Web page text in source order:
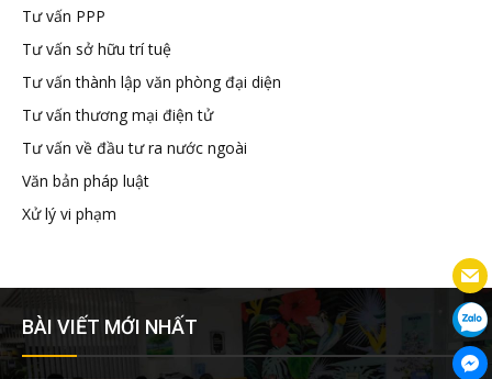
Tư vấn PPP
Tư vấn sở hữu trí tuệ
Tư vấn thành lập văn phòng đại diện
Tư vấn thương mại điện tử
Tư vấn về đầu tư ra nước ngoài
Văn bản pháp luật
Xử lý vi phạm
BÀI VIẾT MỚI NHẤT